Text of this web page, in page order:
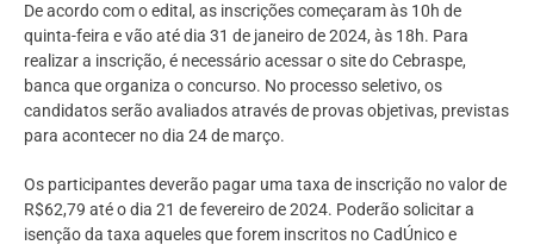
De acordo com o edital, as inscrições começaram às 10h de
quinta-feira e vão até dia 31 de janeiro de 2024, às 18h. Para
realizar a inscrição, é necessário acessar o site do Cebraspe,
banca que organiza o concurso. No processo seletivo, os
candidatos serão avaliados através de provas objetivas, previstas
para acontecer no dia 24 de março.
Os participantes deverão pagar uma taxa de inscrição no valor de
R$62,79 até o dia 21 de fevereiro de 2024. Poderão solicitar a
isenção da taxa aqueles que forem inscritos no CadÚnico e